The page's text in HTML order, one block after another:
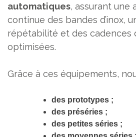
automatiques, assurant une
continue des bandes d’inox,
répétabilité et des cadences
optimisées.
Grâce à ces équipements,
des prototypes ;
des préséries ;
des petites séries ;